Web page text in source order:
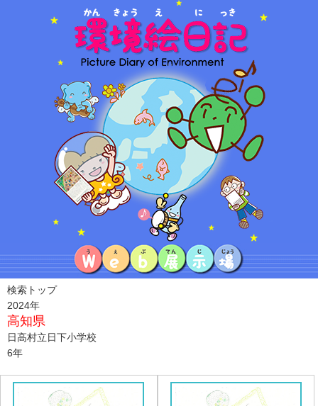
検索トップ
2024年
高知県
日高村立日下小学校
6年